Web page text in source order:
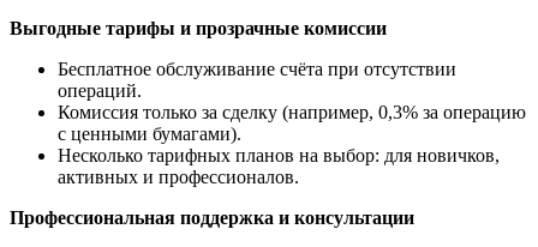
Выгодные тарифы и прозрачные комиссии
Бесплатное обслуживание счёта при отсутствии
операций.
Комиссия только за сделку (например, 0,3% за операцию
с ценными бумагами).
Несколько тарифных планов на выбор: для новичков,
активных и профессионалов.
Профессиональная поддержка и консультации